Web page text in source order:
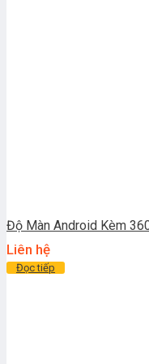
Độ Màn Android Kèm
Liên hệ
Đọc tiếp